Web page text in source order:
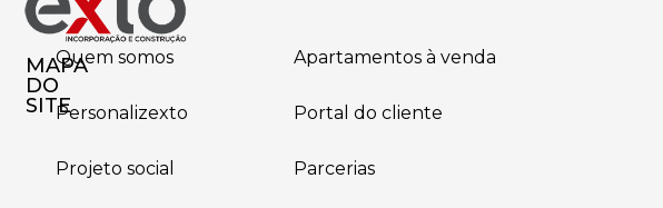
MAPA
DO
SITE
Quem somos
Personalizexto
Projeto social
Apartamentos à venda
Portal do cliente
Parcerias